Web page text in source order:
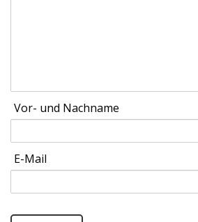
Vor- und Nachname
E-Mail